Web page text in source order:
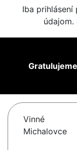
Iba
údajom.
Vinné
Michalovce